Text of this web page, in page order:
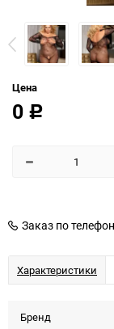
Цена
0 Р
Заказ по
Характеристики
Бренд